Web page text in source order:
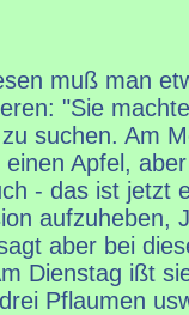
muß man
"Sie
suchen. Am
Apfel,
- das ist jetzt
aufzuheben,
aber bei
Dienstag ißt
Pflaumen